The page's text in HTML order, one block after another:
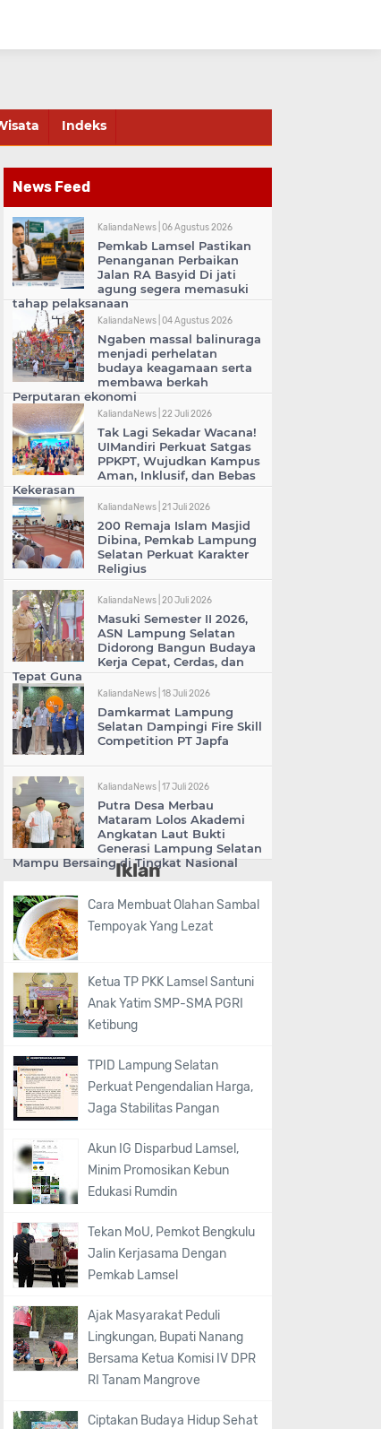
Indeks
News Feed
KaliandaNews | 06 Agustus 2026
Pemkab Lamsel Pastikan
Penanganan Perbaikan
Jalan RA Basyid Di jati
agung segera memasuki
tahap pelaksanaan
KaliandaNews | 04 Agustus 2026
Ngaben massal balinuraga
menjadi perhelatan
budaya keagamaan serta
membawa berkah
Perputaran ekonomi
KaliandaNews | 22 Juli 2026
Tak Lagi Sekadar Wacana!
UIMandiri Perkuat Satgas
PPKPT, Wujudkan Kampus
Aman, Inklusif, dan Bebas
Kekerasan
KaliandaNews | 21 Juli 2026
200 Remaja Islam Masjid
Dibina, Pemkab Lampung
Selatan Perkuat Karakter
Religius
KaliandaNews | 20 Juli 2026
Masuki Semester II 2026,
ASN Lampung Selatan
Didorong Bangun Budaya
Kerja Cepat, Cerdas, dan
Tepat Guna
KaliandaNews | 18 Juli 2026
Damkarmat Lampung
Selatan Dampingi Fire Skill
Competition PT Japfa
KaliandaNews | 17 Juli 2026
Putra Desa Merbau
Mataram Lolos Akademi
Angkatan Laut Bukti
Generasi Lampung Selatan
Mampu Bersaing di Tingkat Nasional
Iklan
Cara Membuat Olahan Sambal
Tempoyak Yang Lezat
Ketua TP PKK Lamsel Santuni
Anak Yatim SMP-SMA PGRI
Ketibung
TPID Lampung Selatan
Perkuat Pengendalian Harga,
Jaga Stabilitas Pangan
Akun IG Disparbud Lamsel,
Minim Promosikan Kebun
Edukasi Rumdin
Tekan MoU, Pemkot Bengkulu
Jalin Kerjasama Dengan
Pemkab Lamsel
Ajak Masyarakat Peduli
Lingkungan, Bupati Nanang
Bersama Ketua Komisi IV DPR
RI Tanam Mangrove
Ciptakan Budaya Hidup Sehat